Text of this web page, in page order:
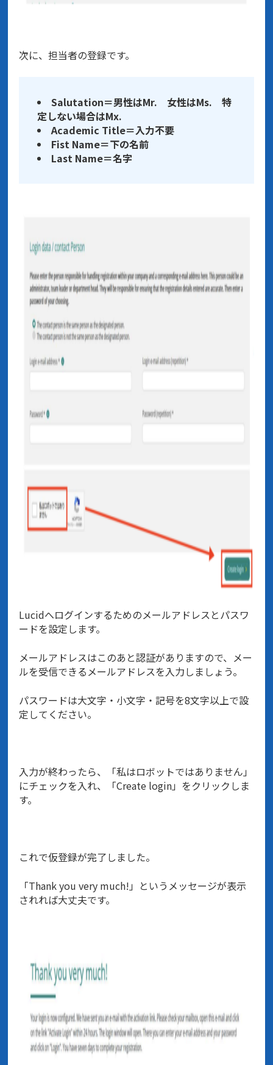
次に、担当者の登録です。
Salutation＝男性はMr. 女性はMs. 特
定しない場合はMx.
Academic Title＝入力不要
Fist Name＝下の名前
Last Name＝名字
Lucidへログインするためのメールアドレスとパスワ
ードを設定します。
メールアドレスはこのあと認証がありますので、メー
ルを受信できるメールアドレスを入力しましょう。
パスワードは大文字・小文字・記号を8文字以上で設
定してください。
入力が終わったら、「私はロボットではありません」
にチェックを入れ、「Create login」をクリックしま
す。
これで仮登録が完了しました。
「Thank you very much!」というメッセージが表示
されれば大丈夫です。